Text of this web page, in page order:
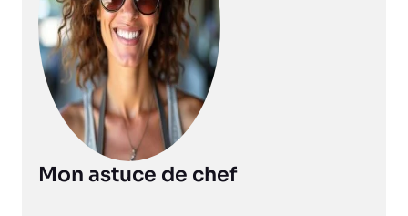
Mon astuce de chef